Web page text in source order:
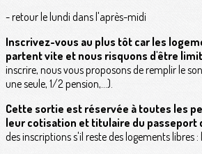
- retour le lundi dans l'après-midi
Inscrivez-vous au plus tôt car les
partent vite et nous risquons d'être
inscrire, nous vous proposons de remplir le
une seule, 1/2 pension,...).
Cette sortie est réservée à toutes les
leur cotisation et titulaire du passeport
des inscriptions s'il reste des logements libres